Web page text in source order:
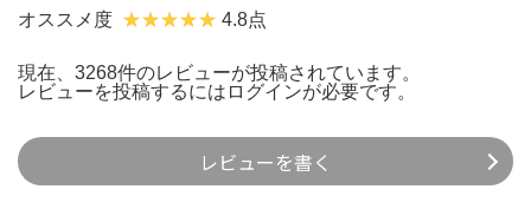
オススメ度 4.8点
現在、3268件のレビューが投稿されています。
レビューを投稿するには ログインが必要です。
レビューを書く